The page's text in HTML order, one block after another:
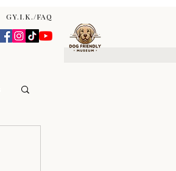
GY.I.K./FAQ